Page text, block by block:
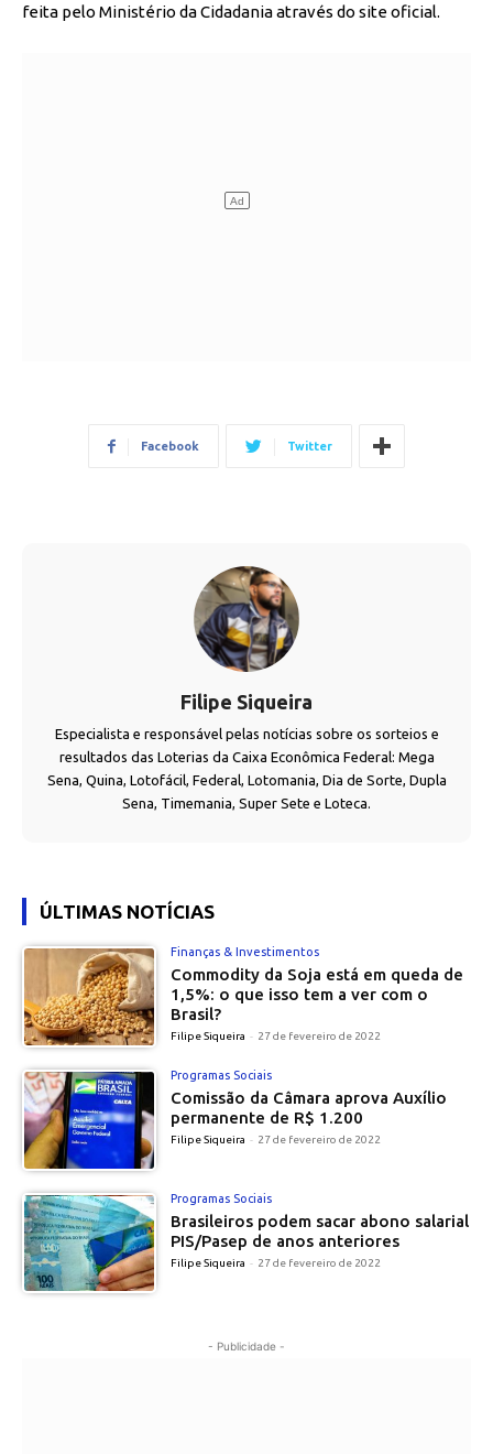
feita pelo Ministério da Cidadania através do site oficial.
Facebook Twitter
Filipe Siqueira
Especialista e responsável pelas notícias sobre os sorteios e
resultados das Loterias da Caixa Econômica Federal: Mega
Sena, Quina, Lotofácil, Federal, Lotomania, Dia de Sorte, Dupla
Sena, Timemania, Super Sete e Loteca.
ÚLTIMAS NOTÍCIAS
Finanças & Investimentos
Commodity da Soja está em queda de
1,5%: o que isso tem a ver com o
Brasil?
Filipe Siqueira - 27 de fevereiro de 2022
Programas Sociais
Comissão da Câmara aprova Auxílio
permanente de R$ 1.200
Filipe Siqueira - 27 de fevereiro de 2022
Programas Sociais
Brasileiros podem sacar abono salarial
PIS/Pasep de anos anteriores
Filipe Siqueira - 27 de fevereiro de 2022
- Publicidade -